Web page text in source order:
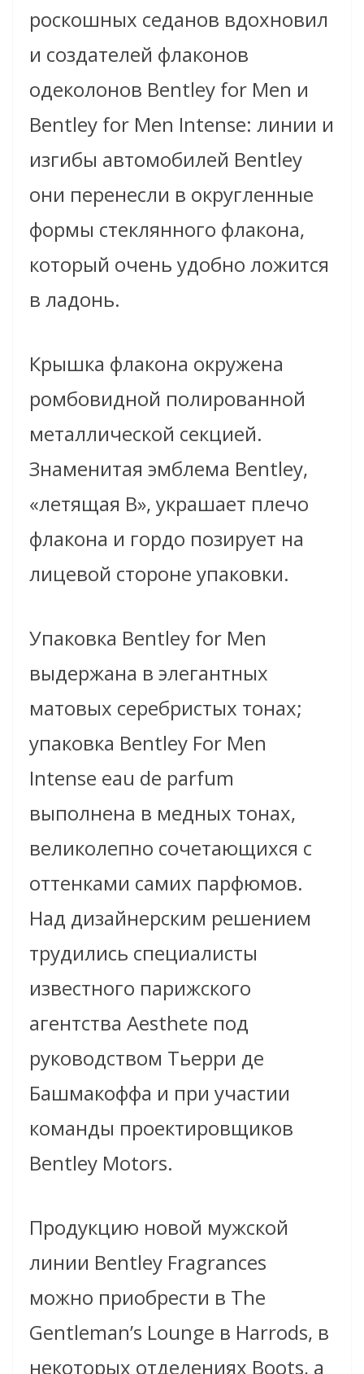
роскошных седанов вдохновил
и создателей флаконов
одеколонов Bentley for Men и
Bentley for Men Intense: линии и
изгибы автомобилей Bentley
они перенесли в округленные
формы стеклянного флакона,
который очень удобно ложится
в ладонь.
Крышка флакона окружена
ромбовидной полированной
металлической секцией.
Знаменитая эмблема Bentley,
«летящая B», украшает плечо
флакона и гордо позирует на
лицевой стороне упаковки.
Упаковка Bentley for Men
выдержана в элегантных
матовых серебристых тонах;
упаковка Bentley For Men
Intense eau de parfum
выполнена в медных тонах,
великолепно сочетающихся с
оттенками самих парфюмов.
Над дизайнерским решением
трудились специалисты
известного парижского
агентства Aesthete под
руководством Тьерри де
Башмакоффа и при участии
команды проектировщиков
Bentley Motors.
Продукцию новой мужской
линии Bentley Fragrances
можно приобрести в The
Gentleman’s Lounge в Harrods, в
некоторых отделениях Boots, а